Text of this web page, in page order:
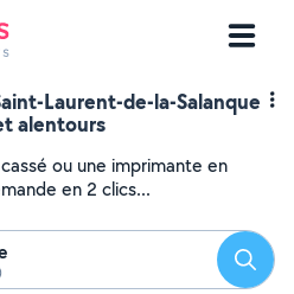
Laurent-de-la-Salanque
alentours
ou une imprimante en
en 2 clics...